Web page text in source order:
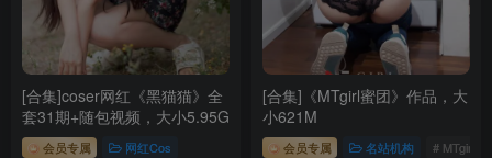
[合集]coser网红《黑猫猫》全
套31期+随包视频，大小5.95G
会员专属 网红Cos
[合集]《MTgirl蜜团》作品，大
小621M
会员专属 名站机构 # MTgirl蜜